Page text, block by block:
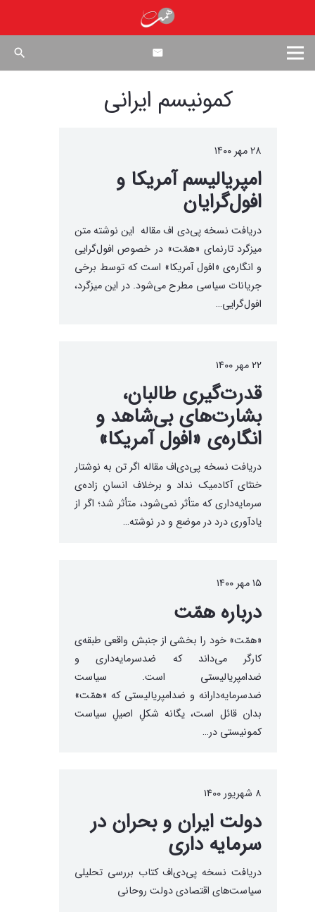
search
کمونیسم ایرانی
۲۸ مهر ۱۴۰۰
امپریالیسم آمریکا و
افول‌گرایان
دریافت نسخه پی‌دی اف مقاله این نوشته متن
میزگرد تارنمای «همّت» در خصوص افول‌گرایی
و انگاره‌ی «افول آمریکا» است که توسط برخی
جریانات سیاسی مطرح می‌شود. در این میزگرد،
افول‌گرایی…
۲۲ مهر ۱۴۰۰
قدرت‌گیری طالبان،
بشارت‌های بی‌شاهد و
انگاره‌ی «افول آمریکا»
دریافت نسخه پی‌دی‌اف مقاله اگر تن به نوشتار
خنثای آکادمیک نداد و برخلاف انسانِ زاده‌ی
سرمایه‌داری که متأثر نمی‌شود، متأثر شد؛ اگر از
یادآوری درد در موضع و در نوشته…
۱۵ مهر ۱۴۰۰
درباره همّت
«همّت» خود را بخشی از جنبش واقعی طبقه‌ی
کارگر می‌داند که ضدسرمایه‌داری و
ضدامپریالیستی است. سیاست
ضدسرمایه‌دارانه و ضدامپریالیستی که «همّت»
بدان قائل است، یگانه شکلِ اصیلِ سیاست
کمونیستی در…
۸ شهریور ۱۴۰۰
دولت ایران و بحران در
سرمایه داری
دریافت نسخه پی‌دی‌اف کتاب بررسی تحلیلی
سیاست‌های اقتصادی دولت روحانی